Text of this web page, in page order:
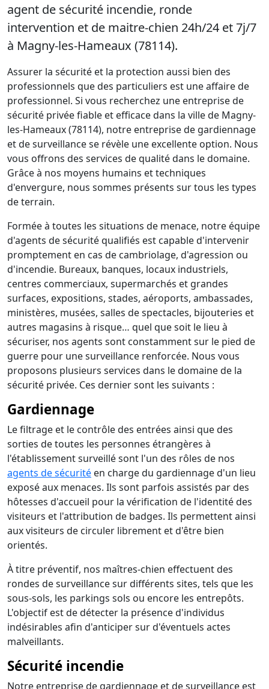
agent de sécurité incendie, ronde
intervention et de maitre-chien 24h/24 et 7j/7
à Magny-les-Hameaux (78114).
Assurer la sécurité et la protection aussi bien des
professionnels que des particuliers est une affaire de
professionnel. Si vous recherchez une entreprise de
sécurité privée fiable et efficace dans la ville de Magny-
les-Hameaux (78114), notre entreprise de gardiennage
et de surveillance se révèle une excellente option. Nous
vous offrons des services de qualité dans le domaine.
Grâce à nos moyens humains et techniques
d'envergure, nous sommes présents sur tous les types
de terrain.
Formée à toutes les situations de menace, notre équipe
d'agents de sécurité qualifiés est capable d'intervenir
promptement en cas de cambriolage, d'agression ou
d'incendie. Bureaux, banques, locaux industriels,
centres commerciaux, supermarchés et grandes
surfaces, expositions, stades, aéroports, ambassades,
ministères, musées, salles de spectacles, bijouteries et
autres magasins à risque… quel que soit le lieu à
sécuriser, nos agents sont constamment sur le pied de
guerre pour une surveillance renforcée. Nous vous
proposons plusieurs services dans le domaine de la
sécurité privée. Ces dernier sont les suivants :
Gardiennage
Le filtrage et le contrôle des entrées ainsi que des
sorties de toutes les personnes étrangères à
l'établissement surveillé sont l'un des rôles de nos
agents de sécurité en charge du gardiennage d'un lieu
exposé aux menaces. Ils sont parfois assistés par des
hôtesses d'accueil pour la vérification de l'identité des
visiteurs et l'attribution de badges. Ils permettent ainsi
aux visiteurs de circuler librement et d'être bien
orientés.
À titre préventif, nos maîtres-chien effectuent des
rondes de surveillance sur différents sites, tels que les
sous-sols, les parkings sols ou encore les entrepôts.
L'objectif est de détecter la présence d'individus
indésirables afin d'anticiper sur d'éventuels actes
malveillants.
Sécurité incendie
Notre entreprise de gardiennage et de surveillance est